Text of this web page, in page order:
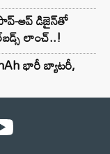
అప్ డిజైన్‌తో
లాంచ్..!
భారీ బ్యాటరీ,